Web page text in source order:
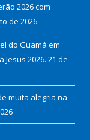
2026 com
de 2026
do Guamá em
2026. 21 de
muita alegria na